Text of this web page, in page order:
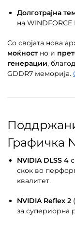
Долготрајна
на
Со својата нова
моќностно и
генерации,
GDDR7 меморија.
Графичка
NVIDIA DLSS 4
скок во
квалитет.
NVIDIA Reflex 2
за супериорна